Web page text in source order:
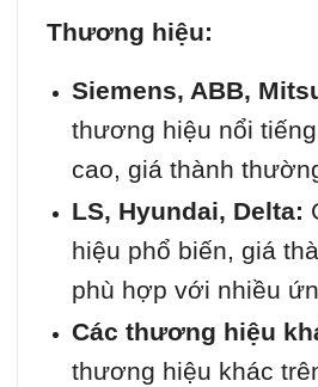
Thương hiệu:
Siemens, ABB,
thương hiệu nổi
cao, giá thành
LS, Hyundai, Delta:
hiệu phổ biến, giá
phù hợp với nhiều
Các thương hiệu
thương hiệu khác